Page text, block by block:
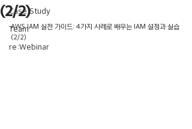
Case Study
Team
re:Webinar
(2/2)
AWS IAM 실전 가이드: 4가지 사례로 배우는 IAM 설정과 실습
(2/2)